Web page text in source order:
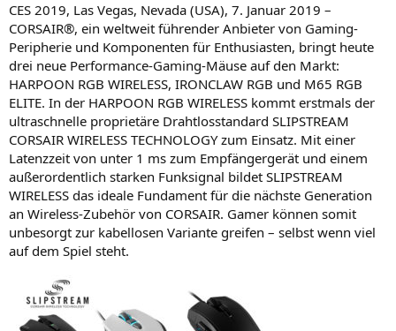
CES 2019, Las Vegas, Nevada (USA), 7. Januar 2019 –
CORSAIR®, ein weltweit führender Anbieter von Gaming-
Peripherie und Komponenten für Enthusiasten, bringt heute
drei neue Performance-Gaming-Mäuse auf den Markt:
HARPOON RGB WIRELESS, IRONCLAW RGB und M65 RGB
ELITE. In der HARPOON RGB WIRELESS kommt erstmals der
ultraschnelle proprietäre Drahtlosstandard SLIPSTREAM
CORSAIR WIRELESS TECHNOLOGY zum Einsatz. Mit einer
Latenzzeit von unter 1 ms zum Empfängergerät und einem
außerordentlich starken Funksignal bildet SLIPSTREAM
WIRELESS das ideale Fundament für die nächste Generation
an Wireless-Zubehör von CORSAIR. Gamer können somit
unbesorgt zur kabellosen Variante greifen – selbst wenn viel
auf dem Spiel steht.